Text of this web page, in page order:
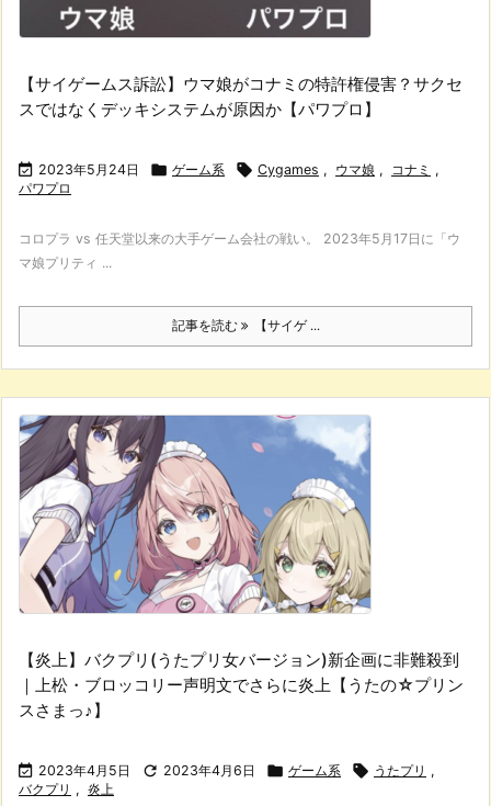
【サイゲームス訴訟】ウマ娘がコナミの特許権侵害？サクセ
スではなくデッキシステムが原因か【パワプロ】
 2023年5月24日  ゲーム系  Cygames , ウマ娘 , コナミ ,
パワプロ
コロプラ vs 任天堂以来の大手ゲーム会社の戦い。 2023年5月17日に「ウ
マ娘プリティ ...
記事を読む 【サイゲ ...
【炎上】バクプリ(うたプリ女バージョン)新企画に非難殺到
｜上松・ブロッコリー声明文でさらに炎上【うたの☆プリン
スさまっ♪】
 2023年4月5日  2023年4月6日  ゲーム系  うたプリ ,
バクプリ , 炎上